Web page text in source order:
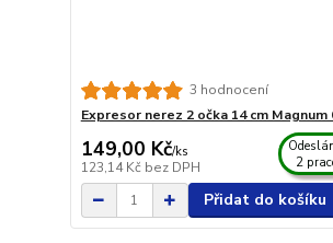
3 hodnocení
Expresor nerez 2 očka 14 cm Magnum
149,00 Kč/ks
123,14 Kč bez DPH
2
Přidat do košíku